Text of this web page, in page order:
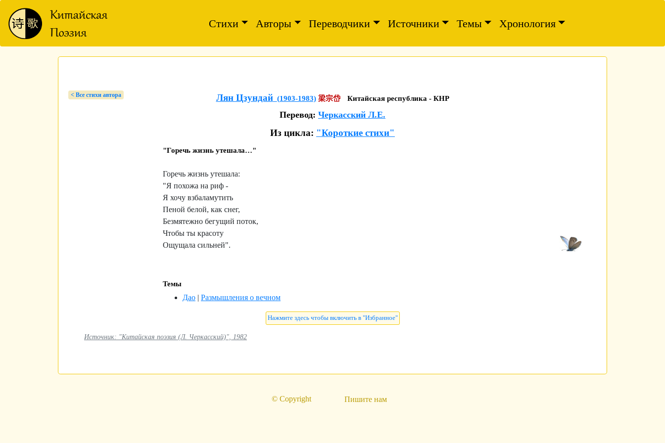
Стихи Авторы Переводчики Источники Темы Хронология
< Bсе стихи автора Лян Цзундай (1903-1983) 梁宗岱 Китайская республика - КНР
Перевод: Черкасский Л.Е.
Из цикла: "Короткие стихи"
"Горечь жизнь утешала…"
Горечь жизнь утешала:
"Я похожа на риф -
Я хочу взбаламутить
Пеной белой, как снег,
Безмятежно бегущий поток,
Чтобы ты красоту
Ощущала сильней".
Темы
Дао | Размышления о вечном
Источник: "Китайская поэзия (Л. Черкасский)", 1982
© Copyright Пишите нам